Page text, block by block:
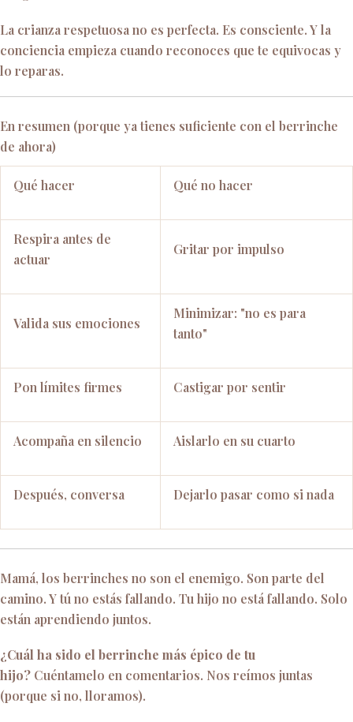
La crianza respetuosa no es perfecta. Es consciente. Y la
conciencia empieza cuando reconoces que te equivocas y
lo reparas.
En resumen (porque ya tienes suficiente con el berrinche
de ahora)
Qué hacer Qué no hacer
Respira antes de
actuar
Gritar por impulso
Valida sus emociones
Minimizar: "no es para
tanto"
Pon límites firmes Castigar por sentir
Acompaña en silencio Aislarlo en su cuarto
Después, conversa Dejarlo pasar como si nada
Mamá, los berrinches no son el enemigo. Son parte del
camino. Y tú no estás fallando. Tu hijo no está fallando. Solo
están aprendiendo juntos.
¿Cuál ha sido el berrinche más épico de tu
hijo? Cuéntamelo en comentarios. Nos reímos juntas
(porque si no, lloramos).